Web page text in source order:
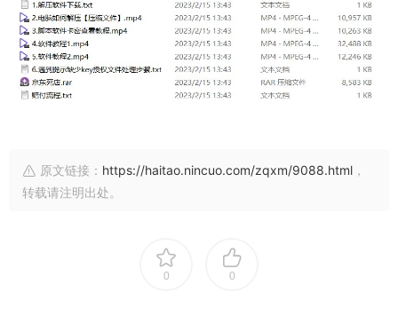
原文链接： https://haitao.nincuo.com/zqxm/9088.html ，
转载请注明出处。
0 0